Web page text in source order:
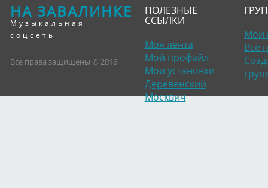
НА ЗАВАЛИНКЕ
Музыкальная
соцсеть
Все права защищены © 2016
ПОЛЕЗНЫЕ
ССЫЛКИ
Моя лента
Мой профайл
Мои установки
Деревенский
Москвич
Мои
Все